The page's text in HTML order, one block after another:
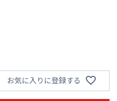
お気に入りに登録する